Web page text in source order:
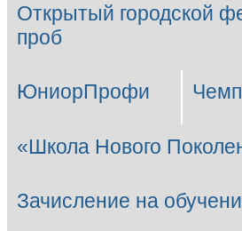
Открытый городской
проб
ЮниорПрофи
«Школа Нового
Зачисление на